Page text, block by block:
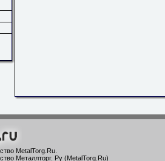
MetalTorg.Ru
Металлторг. Ру (MetalTorg.Ru)